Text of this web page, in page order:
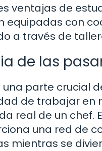
ventajas de
equipadas con
a través de
de las
una parte crucial
de trabajar en
real de un chef.
una red de
mientras se